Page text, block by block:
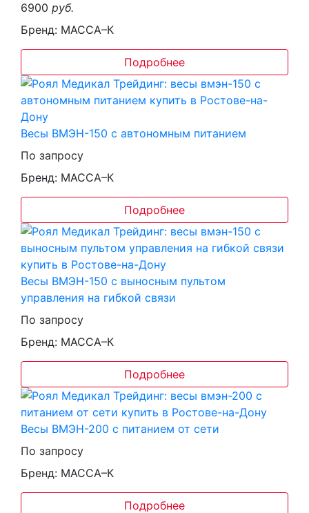
6900 руб.
Бренд: МАССА–К
Подробнее
Весы ВМЭН-150 с автономным питанием
По запросу
Бренд: МАССА–К
Подробнее
Весы ВМЭН-150 с выносным пультом
управления на гибкой связи
По запросу
Бренд: МАССА–К
Подробнее
Весы ВМЭН-200 с питанием от сети
По запросу
Бренд: МАССА–К
Подробнее